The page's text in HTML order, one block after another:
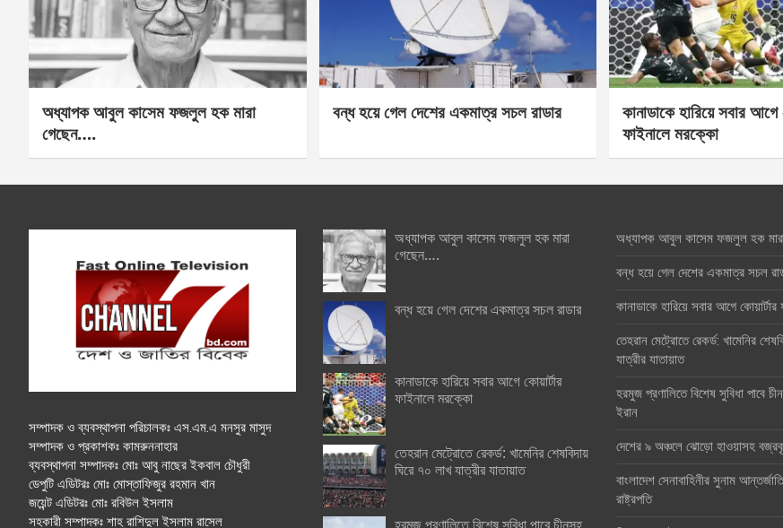
অধ্যাপক আবুল কাসেম ফজলুল হক মারা
গেছেন….
বন্ধ হয়ে গেল দেশের একমাত্র সচল রাডার
কানাডাকে হারিয়ে সবার আগে
ফাইনালে মরক্কো
সম্পাদক ও ব্যবস্থাপনা পরিচালকঃ এস.এম.এ মনসুর মাসুদ
সম্পাদক ও প্রকাশকঃ কামরুননাহার
ব্যবস্থাপনা সম্পাদকঃ মোঃ আবু নাছের ইকবাল চৌধুরী
ডেপুটি এডিটরঃ মোঃ মোস্তাফিজুর রহমান খান
জয়েন্ট এডিটরঃ মোঃ রবিউল ইসলাম
সহকারী সম্পাদকঃ শাহ রাশিদুল ইসলাম রাসেল
অধ্যাপক আবুল কাসেম ফজলুল হক মারা
গেছেন….
বন্ধ হয়ে গেল দেশের একমাত্র সচল রাডার
কানাডাকে হারিয়ে সবার আগে কোয়ার্টার
ফাইনালে মরক্কো
তেহরান মেট্রোতে রেকর্ড: খামেনির শেষবিদায়
ঘিরে ৭০ লাখ যাত্রীর যাতায়াত
অধ্যাপক আবুল কাসেম ফজলুল হক
বন্ধ হয়ে গেল দেশের একমাত্র সচল
কানাডাকে হারিয়ে সবার আগে
তেহরান মেট্রোতে রেকর্ড: খামেনির
যাত্রীর যাতায়াত
হরমুজ প্রণালিতে বিশেষ সুবিধা পাবে
ইরান
দেশের ৯ অঞ্চলে ঝোড়ো হাওয়াসহ
বাংলাদেশ সেনাবাহিনীর সুনাম
রাষ্ট্রপতি